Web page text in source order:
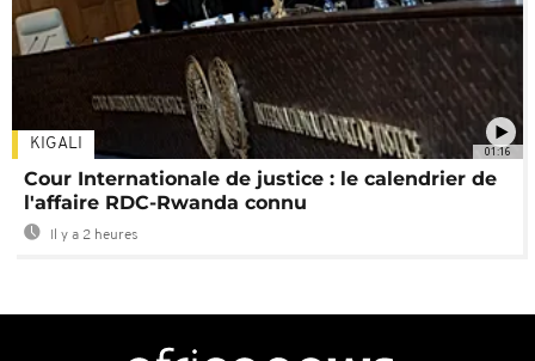
01:16
KIGALI
Cour Internationale de justice : le calendrier de
l'affaire RDC-Rwanda connu
Il y a 2 heures